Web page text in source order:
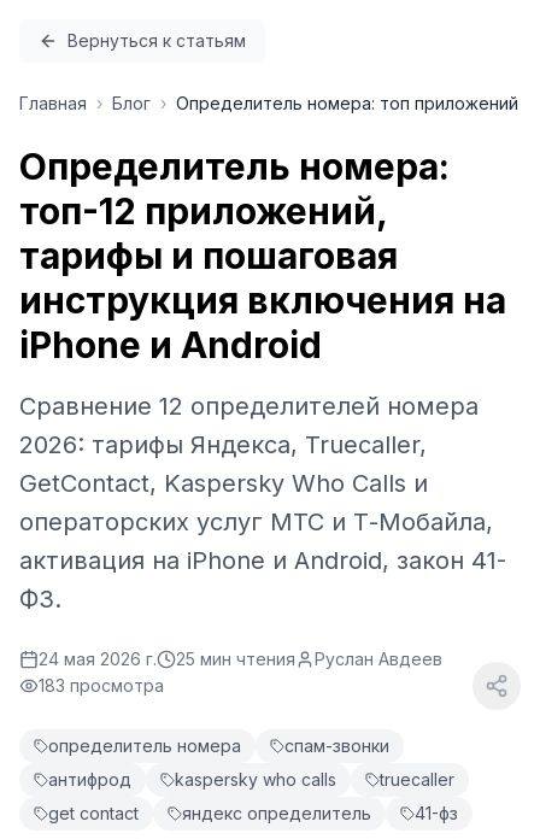
Вернуться к статьям
Главная › Блог › Определитель номера: топ приложений
Определитель номера:
топ-12 приложений,
тарифы и пошаговая
инструкция включения на
iPhone и Android
Сравнение 12 определителей номера
2026: тарифы Яндекса, Truecaller,
GetContact, Kaspersky Who Calls и
операторских услуг МТС и Т-Мобайла,
активация на iPhone и Android, закон 41-
ФЗ.
24 мая 2026 г. 25 мин чтения
Руслан Авдеев
183 просмотра
определитель номера
спам-звонки
антифрод
kaspersky who calls
truecaller
get contact
яндекс определитель 41-фз